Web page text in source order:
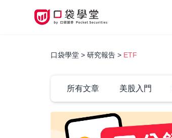
口袋學堂 研究報告 ETF
所有文章 美股入門